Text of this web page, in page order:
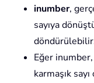
inumber,
sayıya
Eğer
karmaşık